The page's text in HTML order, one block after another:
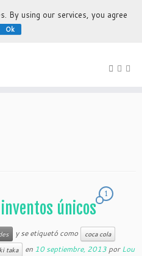
para descubrir Bolivia
únicos
1
y se etiquetó como
coca cola
taka en 10 septiembre, 2013 porLou
By using our services, you agree
Ok